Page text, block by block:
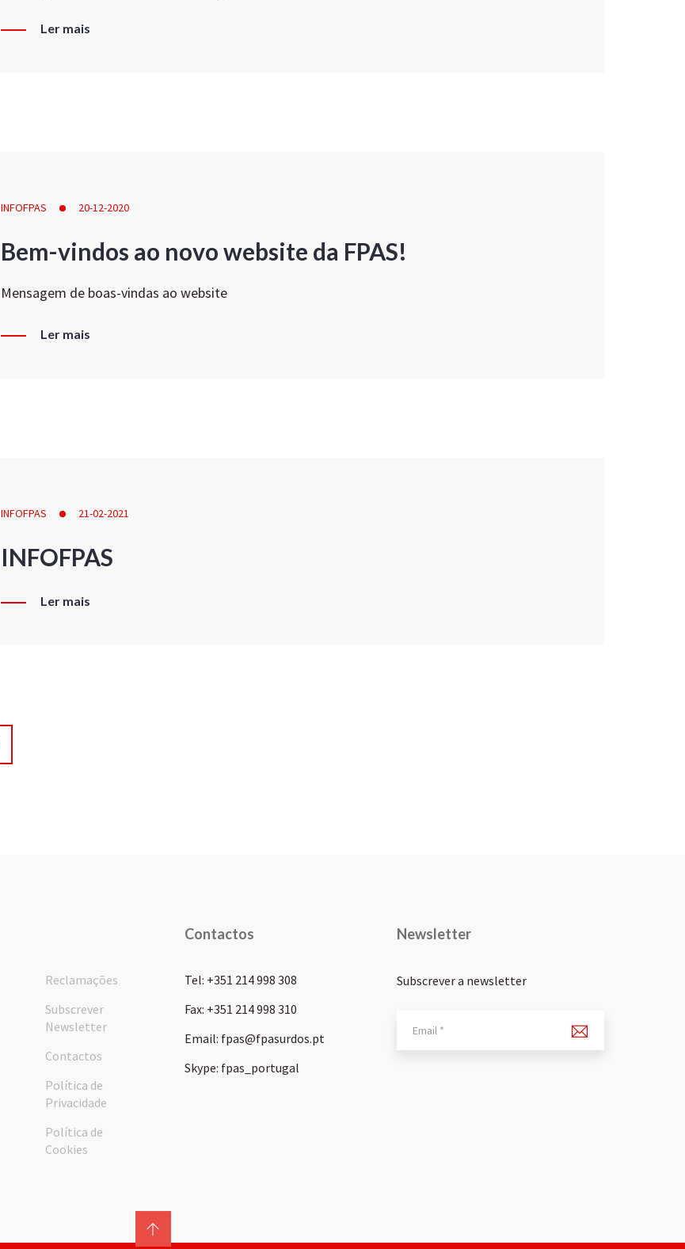
Ler mais
INFOFPAS 20-12-2020
Bem-vindos ao novo website da FPAS!
Mensagem de boas-vindas ao website
Ler mais
INFOFPAS 21-02-2021
INFOFPAS
Ler mais
Reclamações
Subscrever
Newsletter
Contactos
Política de
Privacidade
Política de
Cookies
Contactos
Tel: +351 214 998 308
Fax: +351 214 998 310
Email: fpas@fpasurdos.pt
Skype: fpas_portugal
Newsletter
Subscrever a newsletter